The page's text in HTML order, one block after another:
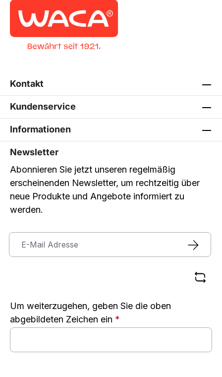
Kontakt
Kundenservice
Informationen
Newsletter
Abonnieren Sie jetzt unseren regelmäßig
erscheinenden Newsletter, um rechtzeitig über
neue Produkte und Angebote informiert zu
werden.
Um weiterzugehen, geben Sie die oben
abgebildeten Zeichen ein *